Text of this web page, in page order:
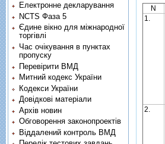
N
1.
2.
Електронне декларування
NCTS Фаза 5
Єдине вікно для міжнародної
торгівлі
Час очікування в пунктах
пропуску
Перевірити ВМД
Митний кодекс України
Кодекси України
Довідкові матеріали
Архів новин
Обговорення законопроектів
Віддалений контроль ВМД